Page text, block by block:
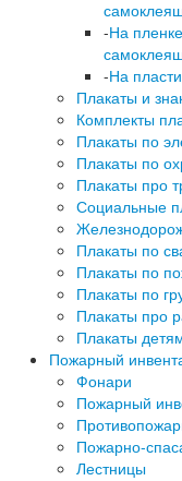
-На
-На
Плакаты и
Комплекты
Плакаты по
Плакаты по
Плакаты про
Социальные
Плакаты по
Плакаты по
Плакаты по
Плакаты про
Плакаты
Пожарный
Фонари
Пожарный
Пожарно-
Лестницы